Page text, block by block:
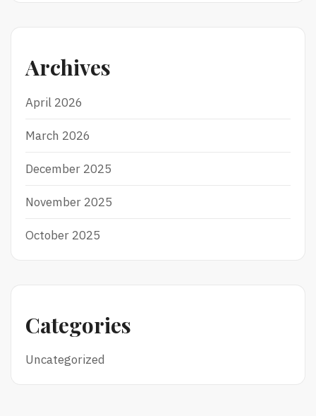
Archives
April 2026
March 2026
December 2025
November 2025
October 2025
Categories
Uncategorized